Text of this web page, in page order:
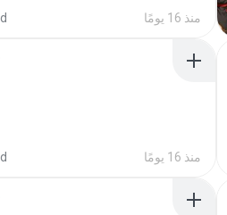
منذ 16 يومًا
منذ 16 يومًا